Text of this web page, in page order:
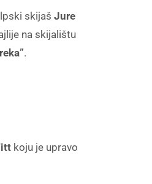
skijaš Jure
na skijalištu
.
koju je upravo